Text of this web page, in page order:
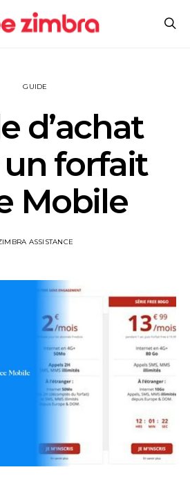
GUIDE
d’achat
forfait
Mobile
ASSISTANCE